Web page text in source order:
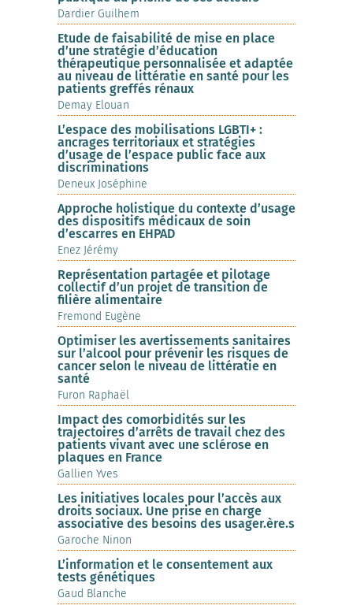
Dardier Guilhem
Etude de faisabilité de mise en place
d’une stratégie d’éducation
thérapeutique personnalisée et adaptée
au niveau de littératie en santé pour les
patients greffés rénaux
Demay Elouan
L’espace des mobilisations LGBTI+ :
ancrages territoriaux et stratégies
d’usage de l’espace public face aux
discriminations
Deneux Joséphine
Approche holistique du contexte d’usage
des dispositifs médicaux de soin
d’escarres en EHPAD
Enez Jérémy
Représentation partagée et pilotage
collectif d’un projet de transition de
filière alimentaire
Fremond Eugène
Optimiser les avertissements sanitaires
sur l’alcool pour prévenir les risques de
cancer selon le niveau de littératie en
santé
Furon Raphaël
Impact des comorbidités sur les
trajectoires d’arrêts de travail chez des
patients vivant avec une sclérose en
plaques en France
Gallien Yves
Les initiatives locales pour l’accès aux
droits sociaux. Une prise en charge
associative des besoins des usager.ère.s
Garoche Ninon
L’information et le consentement aux
tests génétiques
Gaud Blanche